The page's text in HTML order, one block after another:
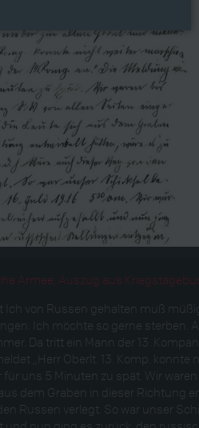
Armee, Auszug aus
von Russen gehalten muß
Ich möchte so gerne sterben.
Da tritt ein Mann der 13.
„Herr Oberlt. 13. Komp. konnte
für uns 5 Minuten zu spät. Wir
dem Graben in dieser Richtung
Russen verlegt. So war unser